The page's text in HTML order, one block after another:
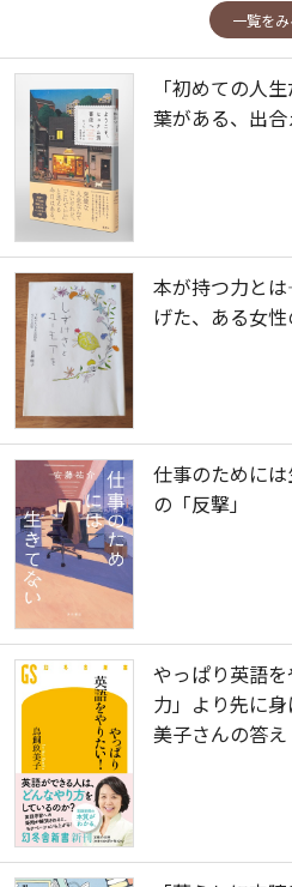
一覧をみ
「初めての人
葉がある、出合
本が持つ力とは
げた、ある女
仕事のために
の「反撃」
やっぱり英語
力」より先に
美子さんの答え